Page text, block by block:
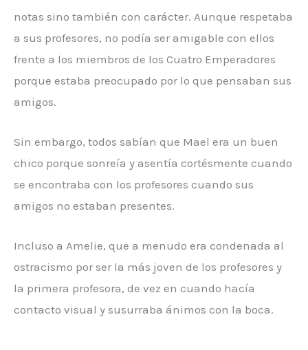
notas sino también con carácter. Aunque respetaba
a sus profesores, no podía ser amigable con ellos
frente a los miembros de los Cuatro Emperadores
porque estaba preocupado por lo que pensaban sus
amigos.
Sin embargo, todos sabían que Mael era un buen
chico porque sonreía y asentía cortésmente cuando
se encontraba con los profesores cuando sus
amigos no estaban presentes.
Incluso a Amelie, que a menudo era condenada al
ostracismo por ser la más joven de los profesores y
la primera profesora, de vez en cuando hacía
contacto visual y susurraba ánimos con la boca.